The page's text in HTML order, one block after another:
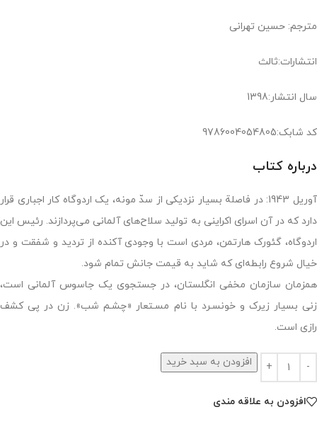
مترجم: حسین تهرانی
انتشارات:ثالث
سال انتشار:1398
کد شابک:9786004054805
درباره کتاب
آوریل 1943: در فاصلة بسیار نزدیکی از سدّ مونه، یک اردوگاه کار اجباری قرار
دارد که در آن اسرای اکراینی به تولید سلاح‌های آلمانی می‌پردازند. رئیس این
اردوگاه، گئورک هارتمن، مردی است با وجودی آکنده از تردید و شفقت و در
خیال شروع رابطه‌ای که شاید به قیمت جانش تمام شود.
همزمان سازمان مخفی انگلستان، در جستجوی یک جاسوس آلمانی است،
زنی بسیار زیرک و خونسـرد با نام مسـتعار «چشـم شب». زن در پی کشف
رازی است.
افزودن به سبد خرید
افزودن به علاقه مندی